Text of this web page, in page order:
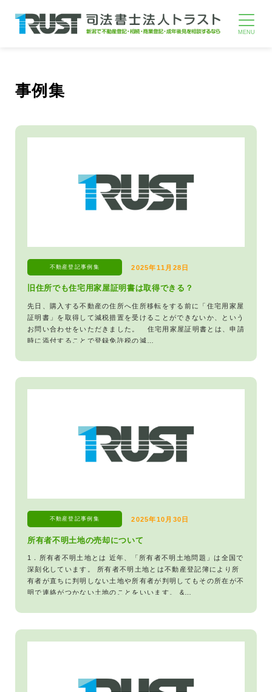
事例集
旧住所でも住宅用家屋証明書は取得できる？
不動産登記事例集 2025年11月28日
先日、購入する不動産の住所へ住所移転をする前に「住宅用家屋
証明書」を取得して減税措置を受けることができないか、という
お問い合わせをいただきました。 住宅用家屋証明書とは、申請
時に添付することで登録免許税の減…
所有者不明土地の売却について
不動産登記事例集 2025年10月30日
1．所有者不明土地とは 近年、「所有者不明土地問題」は全国で
深刻化しています。 所有者不明土地とは不動産登記簿により所
有者が直ちに判明しない土地や所有者が判明してもその所在が不
明で連絡がつかない土地のことをいいます。 &…